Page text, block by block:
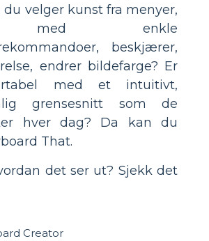
velger kunst fra menyer,
med enkle
beskjærer,
endrer bildefarge? Er
med et intuitivt,
grensesnitt som de
hver dag? Da kan du
That.
det ser ut? Sjekk det